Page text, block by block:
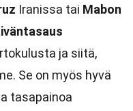
Iranissa tai Mabon
ja siitä,
Se on myös hyvä
tasapainoa